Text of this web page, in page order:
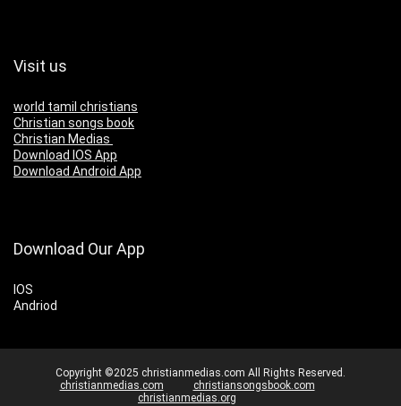
Visit us
world tamil christians
Christian songs book
Christian Medias
Download IOS App
Download Android App
Download Our App
IOS
Andriod
Copyright ©2025 christianmedias.com All Rights Reserved.
christianmedias.com
christiansongsbook.com
christianmedias.org